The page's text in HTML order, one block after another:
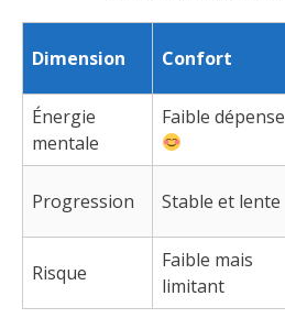
Dimension Confort
Énergie
mentale
Faible dépense
Progression Stable et lente
Risque
Faible mais
limitant